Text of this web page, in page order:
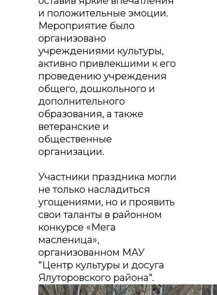
и положительные эмоции.
Мероприятие было
организовано
учреждениями культуры,
активно привлекшими к его
проведению учреждения
общего, дошкольного и
дополнительного
образования, а также
ветеранские и
общественные
организации.
Участники праздника могли
не только насладиться
угощениями, но и проявить
свои таланты в районном
конкурсе «Мега
масленица»,
организованном МАУ
"Центр культуры и досуга
Ялуторовского района".